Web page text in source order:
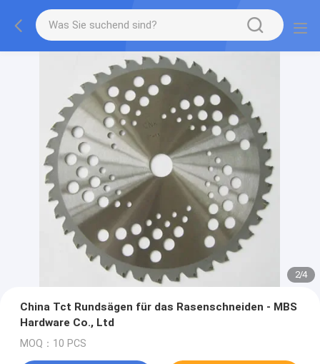
2/4
China Tct Rundsägen für das Rasenschneiden - MBS
Hardware Co., Ltd
MOQ：10 PCS